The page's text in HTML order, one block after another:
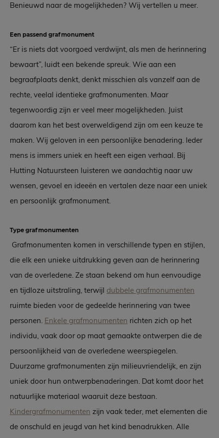
Benieuwd naar de mogelijkheden? Wij vertellen u meer.
Een passend grafmonument
“Er is niets dat voorgoed verdwijnt, als men de herinnering
bewaart”, luidt een bekende spreuk. Wie aan een
begraafplaats denkt, denkt misschien als vanzelf aan de
rechte, veelal identieke grafmonumenten. Maar
tegenwoordig zijn er veel meer mogelijkheden. Juist
daarom kan het best overweldigend zijn om een keuze te
maken. Wij geloven in een persoonlijke benadering. Ieder
mens is immers uniek en heeft een eigen verhaal. Bij
Hutting Natuursteen luisteren we aandachtig naar uw
wensen, gevoel en ideeën en vertalen deze naar een uniek
en persoonlijk grafmonument.
Type grafmonumenten
Grafmonumenten komen in verschillende typen en stijlen,
die elk een unieke uitdrukking geven aan de herinnering
van de overledene. Ze staan bekend om hun eenvoudige
en tijdloze uitstraling, terwijl dubbele grafmonumenten
ruimte bieden voor de gedeelde herinnering van twee
personen. Enkele grafmonumenten richten zich op het
individu, vaak door op maat gemaakte ontwerpen die de
persoonlijkheid van de overledene weerspiegelen.
Duurzame grafmonumenten zijn milieuvriendelijk, en zijn
uniek door hun ontwerpbenaderingen. Dat komt door het
natuurlijke materiaal waaruit deze bestaan.
Kindergrafmonumenten zijn vaak teder, met elementen die
de onschuld en jeugd van het kind benadrukken. Alle